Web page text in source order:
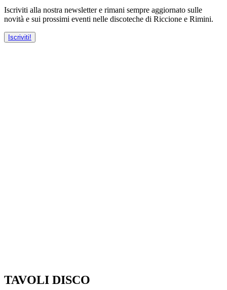
Iscriviti alla nostra newsletter e rimani sempre aggiornato sulle
novità e sui prossimi eventi nelle discoteche di Riccione e Rimini.
Iscriviti!
TAVOLI DISCO